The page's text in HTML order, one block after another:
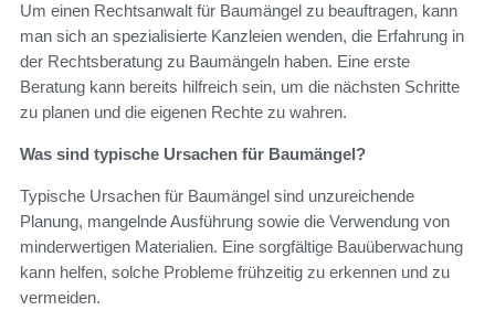
Um einen Rechtsanwalt für Baumängel zu beauftragen, kann
man sich an spezialisierte Kanzleien wenden, die Erfahrung in
der Rechtsberatung zu Baumängeln haben. Eine erste
Beratung kann bereits hilfreich sein, um die nächsten Schritte
zu planen und die eigenen Rechte zu wahren.
Was sind typische Ursachen für Baumängel?
Typische Ursachen für Baumängel sind unzureichende
Planung, mangelnde Ausführung sowie die Verwendung von
minderwertigen Materialien. Eine sorgfältige Bauüberwachung
kann helfen, solche Probleme frühzeitig zu erkennen und zu
vermeiden.